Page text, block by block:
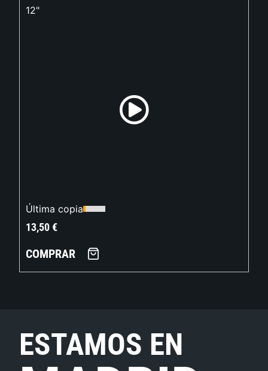
12"
Última copia
13,50€
COMPRAR
ESTAMOS EN